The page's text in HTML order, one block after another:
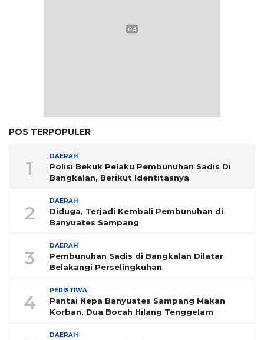
POS TERPOPULER
1
DAERAH
Polisi Bekuk Pelaku Pembunuhan Sadis Di
Bangkalan, Berikut Identitasnya
2
DAERAH
Diduga, Terjadi Kembali Pembunuhan di
Banyuates Sampang
3
DAERAH
Pembunuhan Sadis di Bangkalan Dilatar
Belakangi Perselingkuhan
4
PERISTIWA
Pantai Nepa Banyuates Sampang Makan
Korban, Dua Bocah Hilang Tenggelam
DAERAH